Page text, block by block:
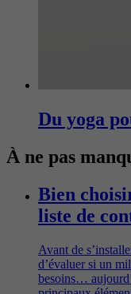
Du yoga
À ne pas
Bien
liste de
Avant de
d’évaluer si un
besoins…